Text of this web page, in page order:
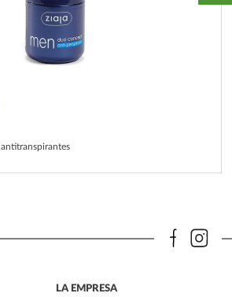
antitranspirantes
LA EMPRESA